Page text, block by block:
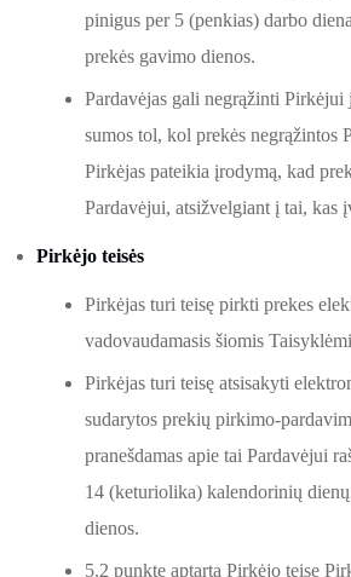
pinigus per 5 (penkias) darbo
prekės gavimo dienos.
Pardavėjas gali negrąžinti Pirkėjui
sumos tol, kol prekės negrąžintos
Pirkėjas pateikia įrodymą, kad
Pardavėjui, atsižvelgiant į tai, kas
Pirkėjo teisės
Pirkėjas turi teisę pirkti prekes
vadovaudamasis šiomis
Pirkėjas turi teisę atsisakyti
sudarytos prekių pirkimo-
pranešdamas apie tai Pardavėjui
14 (keturiolika) kalendorinių
dienos.
5.2 punkte aptarta Pirkėjo teise